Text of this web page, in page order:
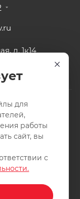
д. 1к14
товаров
Все права
и фотографий
для
работы
сайт, вы
с